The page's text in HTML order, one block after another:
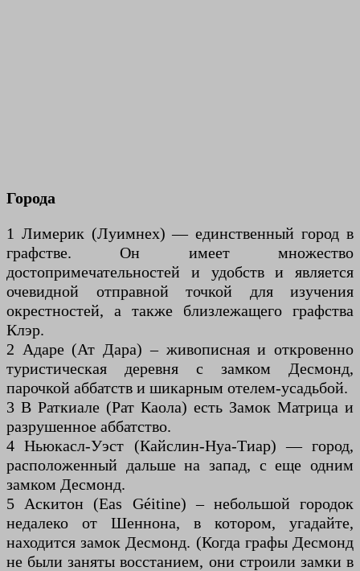
Города
1 Лимерик (Луимнех) — единственный город в
графстве. Он имеет множество
достопримечательностей и удобств и является
очевидной отправной точкой для изучения
окрестностей, а также близлежащего графства
Клэр.
2 Адаре (Ат Дара) – живописная и откровенно
туристическая деревня с замком Десмонд,
парочкой аббатств и шикарным отелем-усадьбой.
3 В Раткиале (Рат Каола) есть Замок Матрица и
разрушенное аббатство.
4 Ньюкасл-Уэст (Кайслин-Нуа-Тиар) — город,
расположенный дальше на запад, с еще одним
замком Десмонд.
5 Аскитон (Eas Géitine) – небольшой городок
недалеко от Шеннона, в котором, угадайте,
находится замок Десмонд. (Когда графы Десмонд
не были заняты восстанием, они строили замки в